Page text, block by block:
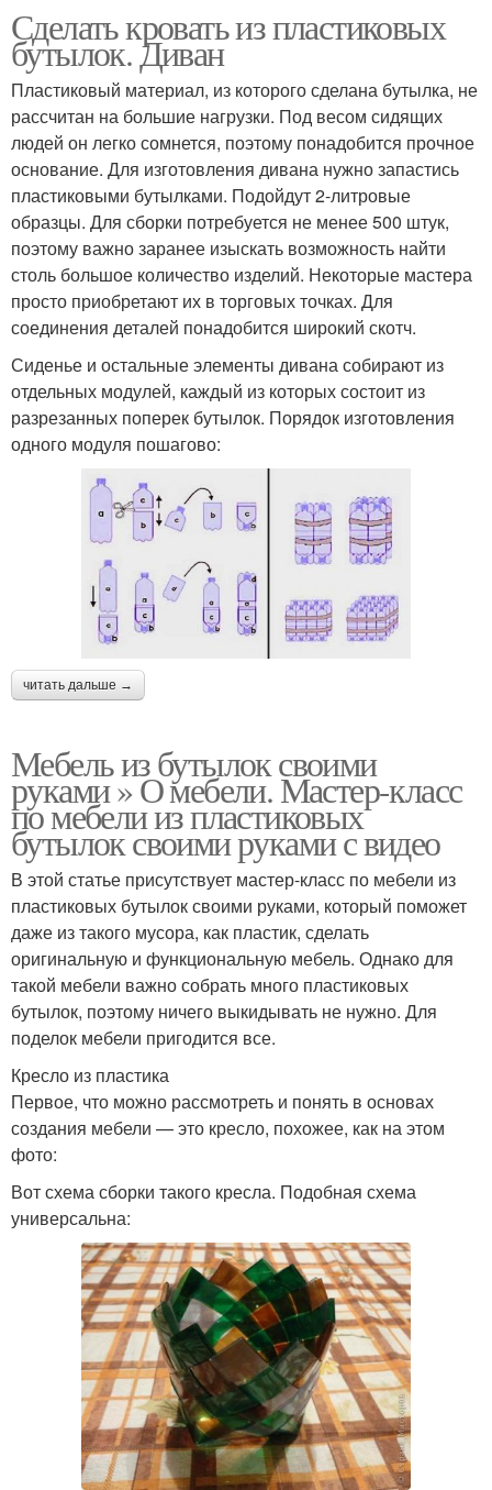
Сделать кровать из пластиковых
бутылок. Диван
Пластиковый материал, из которого сделана бутылка, не
рассчитан на большие нагрузки. Под весом сидящих
людей он легко сомнется, поэтому понадобится прочное
основание. Для изготовления дивана нужно запастись
пластиковыми бутылками. Подойдут 2-литровые
образцы. Для сборки потребуется не менее 500 штук,
поэтому важно заранее изыскать возможность найти
столь большое количество изделий. Некоторые мастера
просто приобретают их в торговых точках. Для
соединения деталей понадобится широкий скотч.
Сиденье и остальные элементы дивана собирают из
отдельных модулей, каждый из которых состоит из
разрезанных поперек бутылок. Порядок изготовления
одного модуля пошагово:
читать дальше →
Мебель из бутылок своими
руками » О мебели. Мастер-класс
по мебели из пластиковых
бутылок своими руками с видео
В этой статье присутствует мастер-класс по мебели из
пластиковых бутылок своими руками, который поможет
даже из такого мусора, как пластик, сделать
оригинальную и функциональную мебель. Однако для
такой мебели важно собрать много пластиковых
бутылок, поэтому ничего выкидывать не нужно. Для
поделок мебели пригодится все.
Кресло из пластика
Первое, что можно рассмотреть и понять в основах
создания мебели — это кресло, похожее, как на этом
фото:
Вот схема сборки такого кресла. Подобная схема
универсальна: